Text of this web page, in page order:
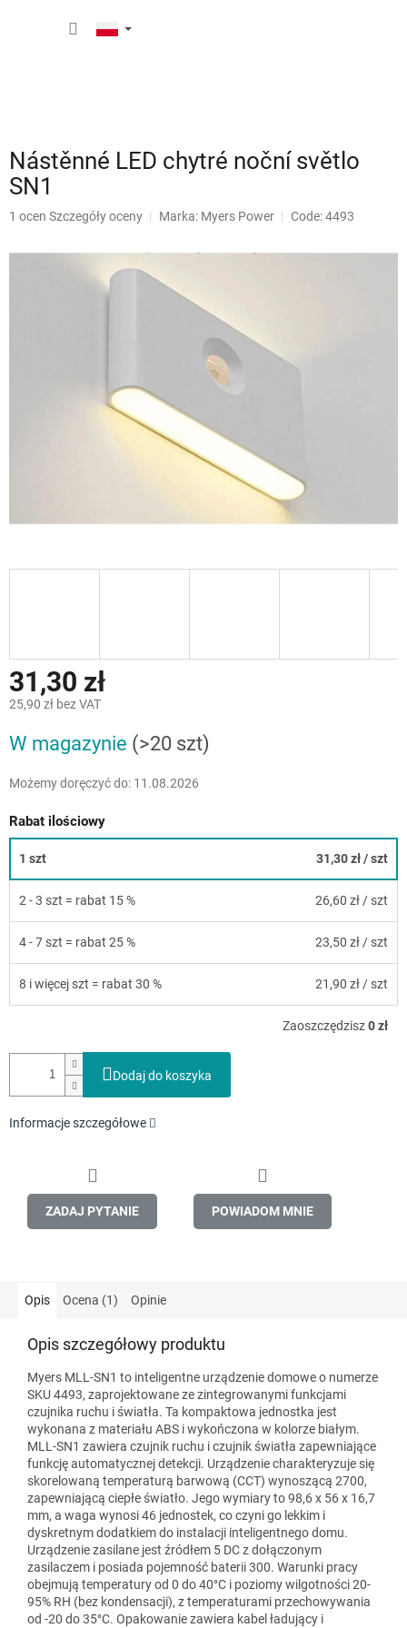
Nástěnné LED chytré noční světlo
SN1
Średnia
produktu
1 ocen Szczegóły oceny Marka: Myers Power Code: 4493
31,30 zł
25,90 zł bez VAT
jednostkowa:
W magazynie (>20 szt)
Możemy doręczyć do: 11.08.2026
Rabat ilościowy
1 szt 31,30 zł/ szt
2 - 3 szt = rabat 15 % 26,60 zł / szt
4 - 7 szt = rabat 25 % 23,50 zł / szt
8 i więcej szt = rabat 30 % 21,90 zł / szt
Zaoszczędzisz0 zł
Dodaj do koszyka
Informacje szczegółowe
ZADAJ PYTANIE POWIADOM MNIE
Opis Ocena (1) Opinie
Opis szczegółowy produktu
Myers MLL-SN1 to inteligentne urządzenie domowe o numerze
SKU 4493, zaprojektowane ze zintegrowanymi funkcjami
czujnika ruchu i światła. Ta kompaktowa jednostka jest
wykonana z materiału ABS i wykończona w kolorze białym.
MLL-SN1 zawiera czujnik ruchu i czujnik światła zapewniające
funkcję automatycznej detekcji. Urządzenie charakteryzuje się
skorelowaną temperaturą barwową (CCT) wynoszącą 2700,
zapewniającą ciepłe światło. Jego wymiary to 98,6 x 56 x 16,7
mm, a waga wynosi 46 jednostek, co czyni go lekkim i
dyskretnym dodatkiem do instalacji inteligentnego domu.
Urządzenie zasilane jest źródłem 5 DC z dołączonym
zasilaczem i posiada pojemność baterii 300. Warunki pracy
obejmują temperatury od 0 do 40°C i poziomy wilgotności 20-
95% RH (bez kondensacji), z temperaturami przechowywania
od -20 do 35°C. Opakowanie zawiera kabel ładujący i